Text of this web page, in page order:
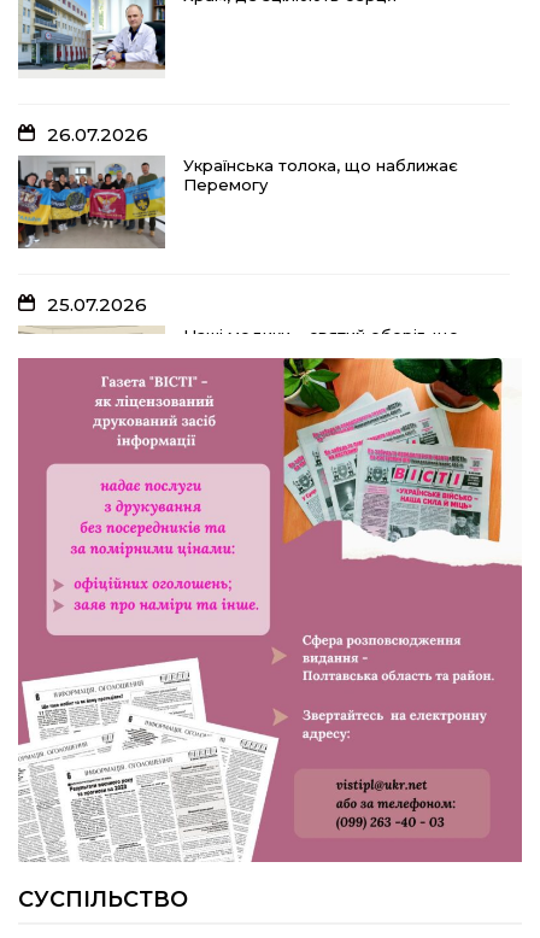
26.07.2026
Українська толока, що наближає
Перемогу
25.07.2026
Наші медики – святий оберіг, що
дарує надію, турботу і здоров’я
24.07.2026
Попри примхи погоди – з вірою в
урожай: як жнивують на полях ПП
«імені Калашника»
У Розсошенцях встановили
меморіальну дошку на честь
захисника Дениса Дудки
22.07.2026
Волейболістки Щербанівської
громади вибороли «золото»
СУСПІЛЬСТВО